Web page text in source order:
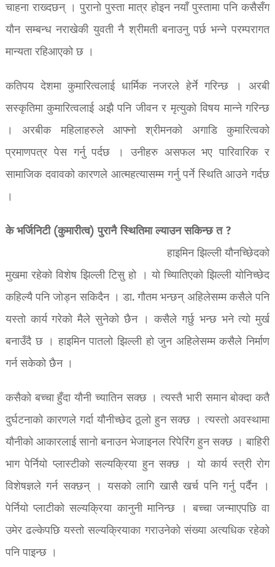
चाहना राख्दछन् । पुरानो पुस्ता मात्र होइन नयाँ पुस्तामा पनि कसैसँग
यौन सम्बन्ध नराखेकी युवती नै श्रीमती बनाउनु पर्छ भन्ने परम्परागत
मान्यता रहिआएको छ ।
कतिपय देशमा कुमारित्वलाई धार्मिक नजरले हेर्ने गरिन्छ । अरबी
सस्कृतिमा कुमारित्वलाई अझै पनि जीवन र मृत्युको विषय मान्ने गरिन्छ
। अरबीक महिलाहरुले आफ्नो श्रीमनको अगाडि कुमारित्वको
प्रमाणपत्र पेस गर्नु पर्दछ । उनीहरु असफल भए पारिवारिक र
सामाजिक दवावको कारणले आत्महत्यासम्म गर्नु पर्ने स्थिति आउने गर्दछ
।
के भर्जिनिटी (कुमारीत्व) पुरानै स्थितिमा ल्याउन सकिन्छ त ?
हाइमिन झिल्ली यौनच्छिेदको
मुखमा रहेको विशेष झिल्ली टिसु हो । यो च्यिातिएको झिल्ली योनिच्छेद
कहिल्यै पनि जोड्न सकिदैन । डा. गौतम भन्छन् अहिलेसम्म कसैले पनि
यस्तो कार्य गरेको मैले सुनेको छैन । कसैले गर्छु भन्छ भने त्यो मुर्ख
बनाउँदै छ । हाइमिन पातलो झिल्ली हो जुन अहिलेसम्म कसैले निर्माण
गर्न सकेको छैन ।
कसैको बच्चा हुँदा यौनी च्यातिन सक्छ । त्यस्तै भारी समान बोक्दा कतै
दुर्घटनाको कारणले गर्दा यौनीच्छेद ठूलो हुन सक्छ । त्यस्तो अवस्थामा
यौनीको आकारलाई सानो बनाउन भेजाइनल रिपेरिंग हुन सक्छ । बाहिरी
भाग पेर्नियो प्लास्टीको सल्यक्रिया हुन सक्छ । यो कार्य स्त्री रोग
विशेषज्ञले गर्न सक्छन् । यसको लागि खासै खर्च पनि गर्नु पर्दैन ।
पेर्नियो प्लाटीको सल्यक्रिया कानुनी मानिन्छ । बच्चा जन्माएपछि वा
उमेर ढल्केपछि यस्तो सल्यक्रियाका गराउनेको संख्या अत्यधिक रहेको
पनि पाइन्छ ।